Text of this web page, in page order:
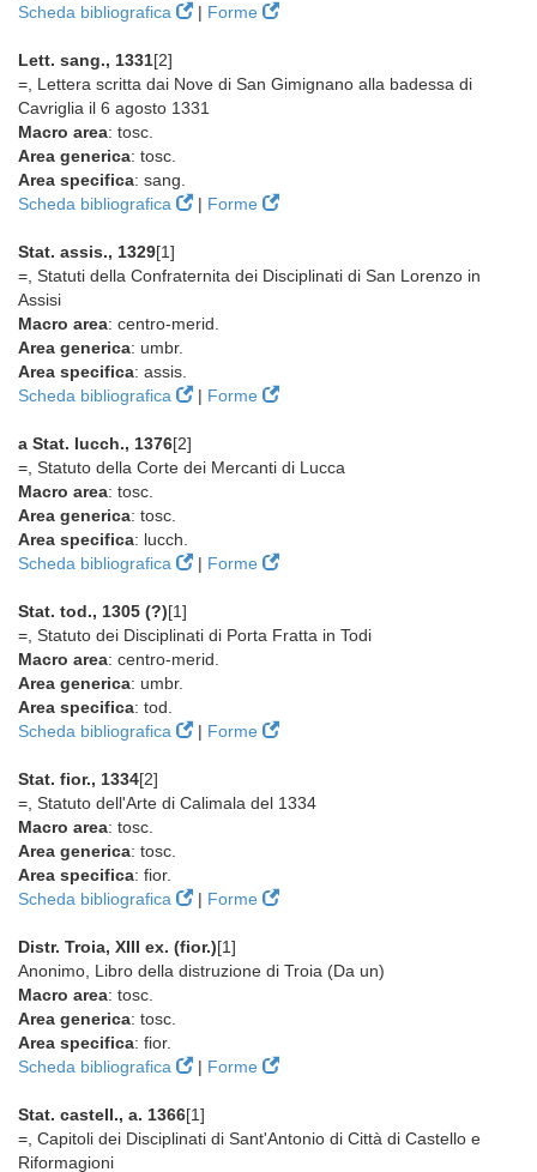
Scheda bibliografica
| Forme
Lett. sang., 1331[2]
=, Lettera scritta dai Nove di San Gimignano alla badessa di
Cavriglia il 6 agosto 1331
Macro area: tosc.
Area generica: tosc.
Area specifica: sang.
Scheda bibliografica
| Forme
Stat. assis., 1329[1]
=, Statuti della Confraternita dei Disciplinati di San Lorenzo in
Assisi
Macro area: centro-merid.
Area generica: umbr.
Area specifica: assis.
Scheda bibliografica
| Forme
a Stat. lucch., 1376[2]
=, Statuto della Corte dei Mercanti di Lucca
Macro area: tosc.
Area generica: tosc.
Area specifica: lucch.
Scheda bibliografica
| Forme
Stat. tod., 1305 (?)[1]
=, Statuto dei Disciplinati di Porta Fratta in Todi
Macro area: centro-merid.
Area generica: umbr.
Area specifica: tod.
Scheda bibliografica
| Forme
Stat. fior., 1334[2]
=, Statuto dell'Arte di Calimala del 1334
Macro area: tosc.
Area generica: tosc.
Area specifica: fior.
Scheda bibliografica
| Forme
Distr. Troia, XIII ex. (fior.)[1]
Anonimo, Libro della distruzione di Troia (Da un)
Macro area: tosc.
Area generica: tosc.
Area specifica: fior.
Scheda bibliografica
| Forme
Stat. castell., a. 1366[1]
=, Capitoli dei Disciplinati di Sant'Antonio di Città di Castello e
Riformagioni